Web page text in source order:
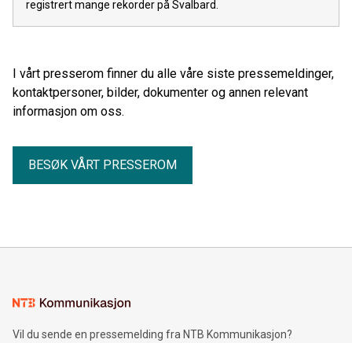
registrert mange rekorder på Svalbard.
I vårt presserom finner du alle våre siste pressemeldinger,
kontaktpersoner, bilder, dokumenter og annen relevant
informasjon om oss.
BESØK VÅRT PRESSEROM
Vil du sende en pressemelding fra NTB Kommunikasjon?